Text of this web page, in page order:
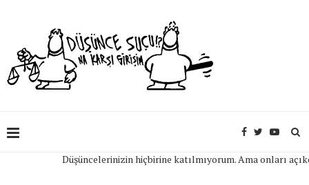
Düşüncelerinizin hiçbirine katılmıyorum. Ama onları açıkça